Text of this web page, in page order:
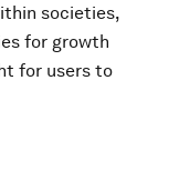
societies,
for growth
for users to